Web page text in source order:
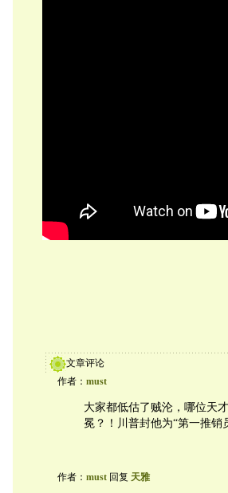
文章评论
作者： must
大家都低估了贼沦，哪位天
冕？！川普封他为“第一推销
作者： must回复 天雅